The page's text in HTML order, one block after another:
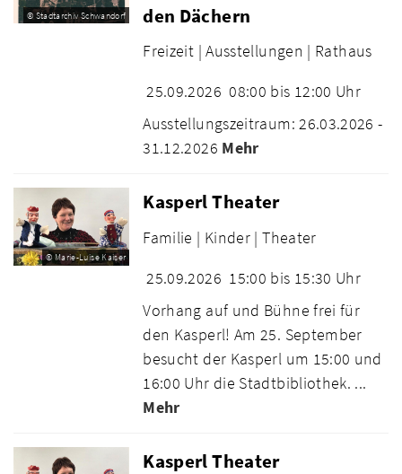
© Stadtarchiv Schwandorf den Dächern
Freizeit | Ausstellungen | Rathaus
25.09.2026 08:00 bis 12:00 Uhr
Ausstellungszeitraum: 26.03.2026 -
31.12.2026 Mehr
© Marie-Luise Kaiser
Kasperl Theater
Familie | Kinder | Theater
25.09.2026 15:00 bis 15:30 Uhr
Vorhang auf und Bühne frei für
den Kasperl! Am 25. September
besucht der Kasperl um 15:00 und
16:00 Uhr die Stadtbibliothek. ...
Mehr
Kasperl Theater